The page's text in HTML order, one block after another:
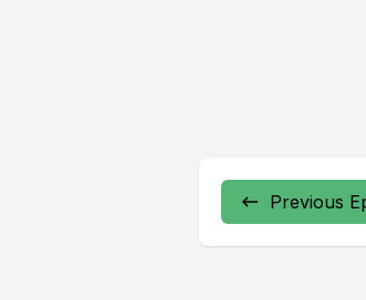
Previous